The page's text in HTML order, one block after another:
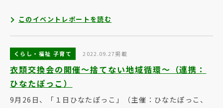
このイベントレポートを読む
くらし・福祉 子育て 2022.09.27掲載
衣類交換会の開催～捨てない地域循環～（連携：
ひなたぽっこ）
9月26日、「１日ひなたぽっこ」（主催：ひなたぽっこ、